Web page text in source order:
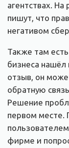
агентствах.
пишут, что
негативом
Также там
бизнеса нашёл
отзыв, он
обратную
Решение
первом месте.
фирме и